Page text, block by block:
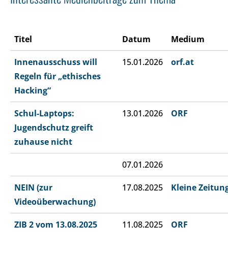
Titel Datum Medium
Innenausschuss will
Regeln für „ethisches
Hacking“
15.01.2026 orf.at
Schul-Laptops:
Jugendschutz greift
zuhause nicht
13.01.2026 ORF
07.01.2026
NEIN (zur
Videoüberwachung)
17.08.2025 Kleine
ZIB 2 vom 13.08.2025 11.08.2025 ORF